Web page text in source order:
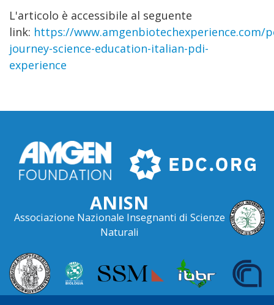
L'articolo è accessibile al seguente
link: https://www.amgenbiotechexperience.com/
journey-science-education-italian-pdi-
experience
ANISN
Associazione Nazionale Insegnanti di Scienze
Naturali